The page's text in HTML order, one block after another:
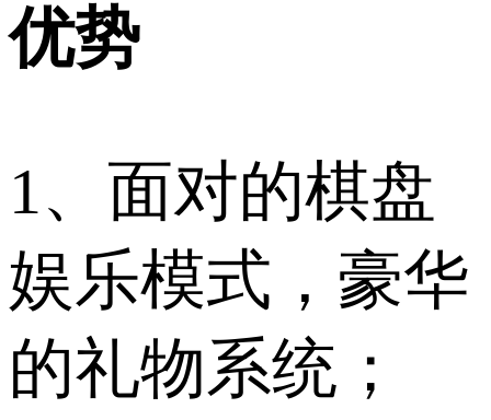
优势
1、面对的棋盘
娱乐模式，豪华
的礼物系统；